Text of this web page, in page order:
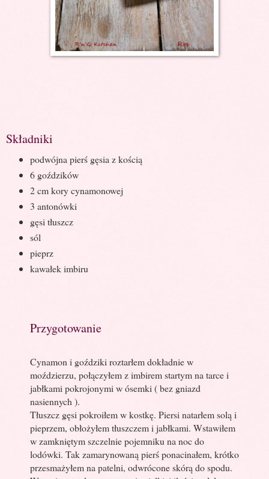
Składniki
podwójna pierś gęsia z kością
6 goździków
2 cm kory cynamonowej
3 antonówki
gęsi tłuszcz
sól
pieprz
kawałek imbiru
Przygotowanie
Cynamon i goździki roztarłem dokładnie w
moździerzu, połączyłem z imbirem startym na tarce i
jabłkami pokrojonymi w ósemki ( bez gniazd
nasiennych ).
Tłuszcz gęsi pokroiłem w kostkę. Piersi natarłem solą i
pieprzem, obłożyłem tłuszczem i jabłkami. Wstawiłem
w zamkniętym szczelnie pojemniku na noc do
lodówki. Tak zamarynowaną pierś ponacinałem, krótko
przesmażyłem na patelni, odwrócone skórą do spodu.